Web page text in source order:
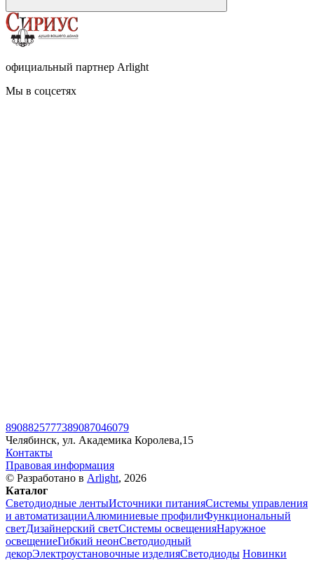
официальный партнер Arlight
Мы в соцсетях
8908825777389087046079
Челябинск, ул. Академика Королева,15
Контакты
Правовая информация
© Разработано в Arlight, 2026
Каталог
Светодиодные лентыИсточники питанияСистемы управления
и автоматизацииАлюминиевые профилиФункциональный
светДизайнерский светСистемы освещенияНаружное
освещениеГибкий неонСветодиодный
декорЭлектроустановочные изделияСветодиоды Новинки